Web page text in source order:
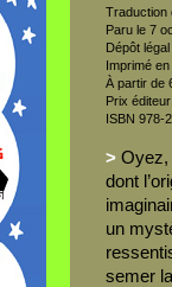
Traduction
Paru le 7
Dépôt
Imprimé
À partir de
Prix
ISBN 978-
>Oyez,
dont
un
semer